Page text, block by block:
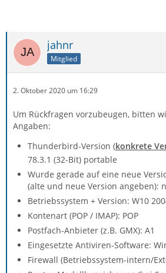
jahnr
Mitglied
2. Oktober 2020 um 16:29
Um Rückfragen vorzubeugen, bitten
Angaben:
Thunderbird-Version (konkrete
78.3.1 (32-Bit) portable
Wurde gerade auf eine neue
(alte und neue Version angeben):
Betriebssystem + Version: W10
Kontenart (POP / IMAP): POP
Postfach-Anbieter (z.B. GMX): A1
Eingesetzte Antiviren-Software:
Firewall (Betriebssystem-intern/